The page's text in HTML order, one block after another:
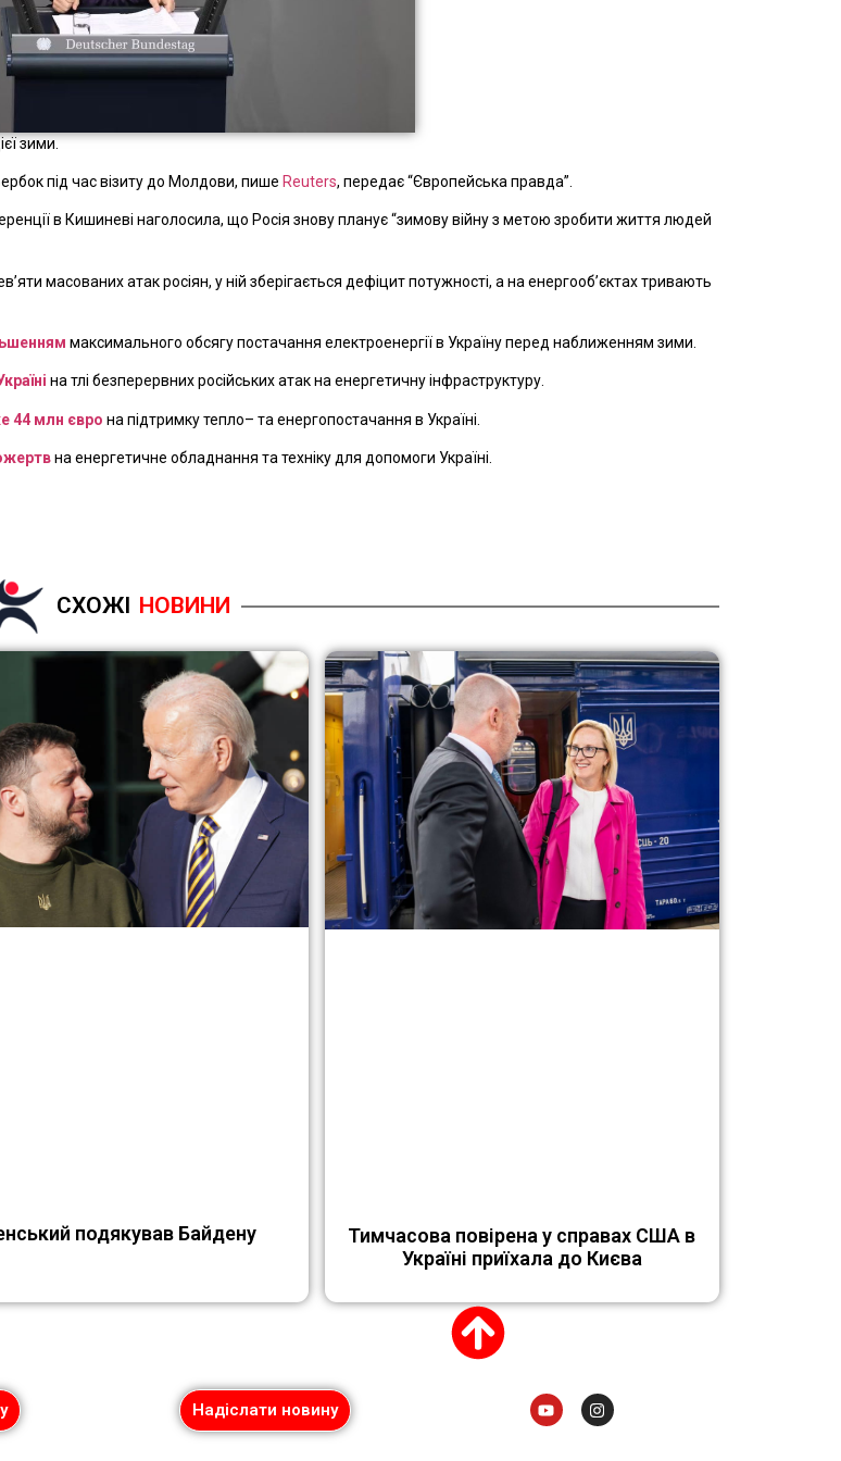
зими.
під час візиту до Молдови, пише Reuters, передає “Європейська правда”.
в Кишиневі наголосила, що Росія знову планує “зимову війну з метою зробити життя людей
масованих атак росіян, у ній зберігається дефіцит потужності, а на енергооб’єктах тривають
максимального обсягу постачання електроенергії в Україну перед наближенням зими.
на тлі безперервних російських атак на енергетичну інфраструктуру.
44 млн євро на підтримку тепло– та енергопостачання в Україні.
на енергетичне обладнання та техніку для допомоги Україні.
СХОЖІ НОВИНИ
подякував Байдену
Тимчасова повірена у справах США в
Україні приїхала до Києва
Надіслати новину